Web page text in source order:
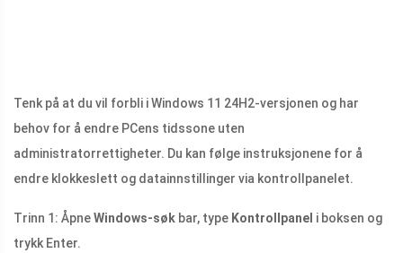
Tenk på at du vil forbli i Windows 11 24H2-versjonen og har
behov for å endre PCens tidssone uten
administratorrettigheter. Du kan følge instruksjonene for å
endre klokkeslett og datainnstillinger via kontrollpanelet.
Trinn 1: ÅpneWindows-søk bar, type Kontrollpanel i boksen og
trykk Enter.